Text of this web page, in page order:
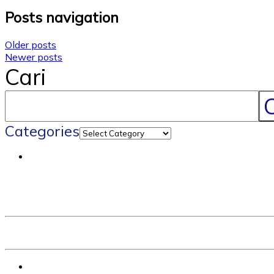
Posts navigation
Older posts
Newer posts
Cari
Categories